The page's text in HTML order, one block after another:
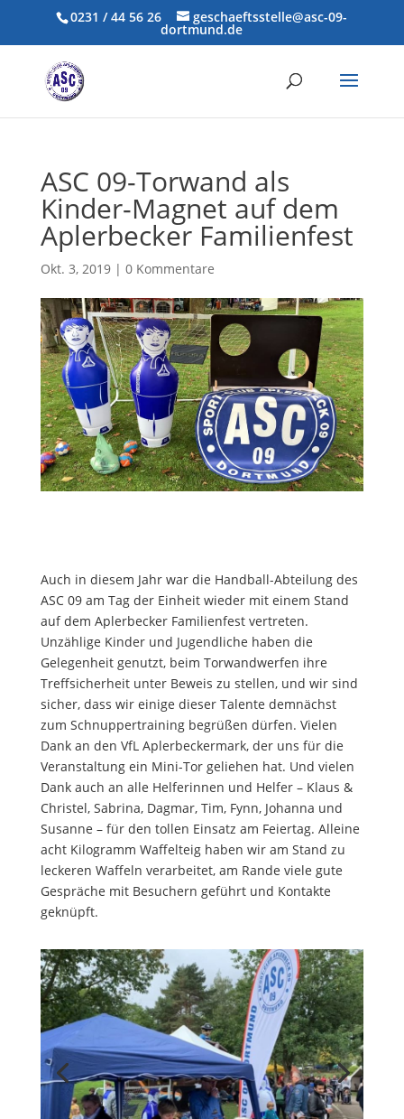
0231 / 44 56 26 geschaeftsstelle@asc-09-
dortmund.de
ASC 09-Torwand als
Kinder-Magnet auf dem
Aplerbecker Familienfest
Okt. 3, 2019| 0 Kommentare
Auch in diesem Jahr war die Handball-Abteilung des
ASC 09 am Tag der Einheit wieder mit einem Stand
auf dem Aplerbecker Familienfest vertreten.
Unzählige Kinder und Jugendliche haben die
Gelegenheit genutzt, beim Torwandwerfen ihre
Treffsicherheit unter Beweis zu stellen, und wir sind
sicher, dass wir einige dieser Talente demnächst
zum Schnuppertraining begrüßen dürfen. Vielen
Dank an den VfL Aplerbeckermark, der uns für die
Veranstaltung ein Mini-Tor geliehen hat. Und vielen
Dank auch an alle Helferinnen und Helfer – Klaus &
Christel, Sabrina, Dagmar, Tim, Fynn, Johanna und
Susanne – für den tollen Einsatz am Feiertag. Alleine
acht Kilogramm Waffelteig haben wir am Stand zu
leckeren Waffeln verarbeitet, am Rande viele gute
Gespräche mit Besuchern geführt und Kontakte
geknüpft.